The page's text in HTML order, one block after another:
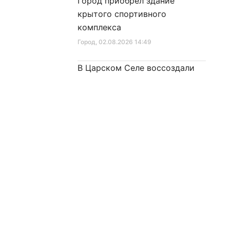
Город, 02.08.2026 14:49
крытого спортивного
комплекса
В Царском Селе воссоздали